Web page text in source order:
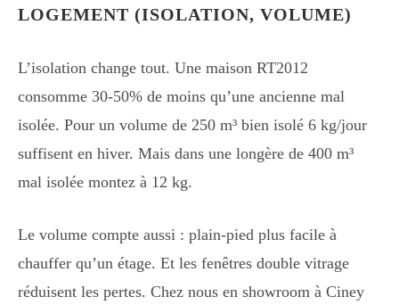
LOGEMENT (ISOLATION, VOLUME)
L’isolation change tout. Une maison RT2012
consomme 30-50% de moins qu’une ancienne mal
isolée. Pour un volume de 250 m³ bien isolé 6 kg/jour
suffisent en hiver. Mais dans une longère de 400 m³
mal isolée montez à 12 kg.
Le volume compte aussi : plain-pied plus facile à
chauffer qu’un étage. Et les fenêtres double vitrage
réduisent les pertes. Chez nous en showroom à Ciney